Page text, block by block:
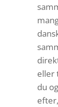
eller
du